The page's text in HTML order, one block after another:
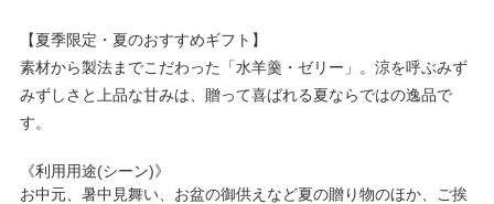
【夏季限定・夏のおすすめギフト】
素材から製法までこだわった「水羊羹・ゼリー」。涼を呼ぶみず
みずしさと上品な甘みは、贈って喜ばれる夏ならではの逸品で
す。
《利用用途(シーン)》
お中元、暑中見舞い、お盆の御供えなど夏の贈り物のほか、ご挨